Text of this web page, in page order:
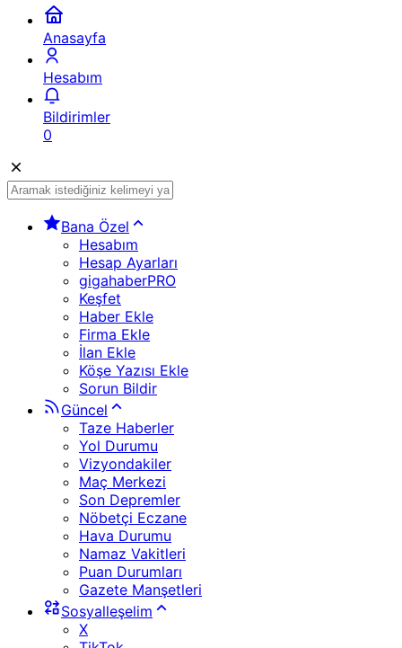
Anasayfa
Hesabım
Bildirimler
0
Bana Özel
Hesabım
Hesap Ayarları
gigahaberPRO
Keşfet
Haber Ekle
Firma Ekle
İlan Ekle
Köşe Yazısı Ekle
Sorun Bildir
Güncel
Taze Haberler
Yol Durumu
Vizyondakiler
Maç Merkezi
Son Depremler
Nöbetçi Eczane
Hava Durumu
Namaz Vakitleri
Puan Durumları
Gazete Manşetleri
Sosyalleşelim
X